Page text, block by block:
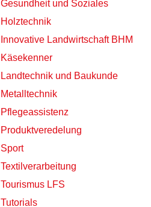
Gesundheit und Soziales
Holztechnik
Innovative Landwirtschaft BHM
Käsekenner
Landtechnik und Baukunde
Metalltechnik
Pflegeassistenz
Produktveredelung
Sport
Textilverarbeitung
Tourismus LFS
Tutorials